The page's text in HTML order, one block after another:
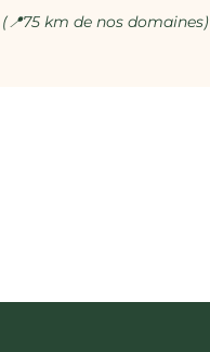
📍75 km de nos domaines)